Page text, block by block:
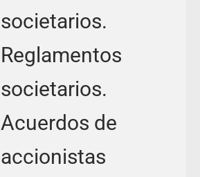
societarios.
Reglamentos
societarios.
Acuerdos de
accionistas